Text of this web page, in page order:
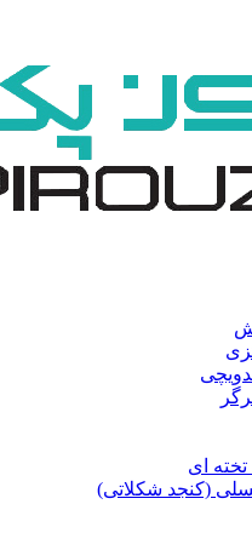
ای
(کنجد شکلاتی)